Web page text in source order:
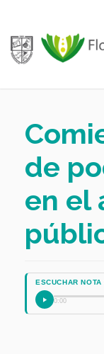
de
en el
ESCUCHAR NOTA
0:00